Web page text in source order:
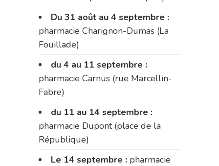
Du 31 août au 4 septembre :
pharmacie Charignon-Dumas (La
Fouillade)
du 4 au 11 septembre :
pharmacie Carnus (rue Marcellin-
Fabre)
du 11 au 14 septembre :
pharmacie Dupont (place de la
République)
Le 14 septembre : pharmacie